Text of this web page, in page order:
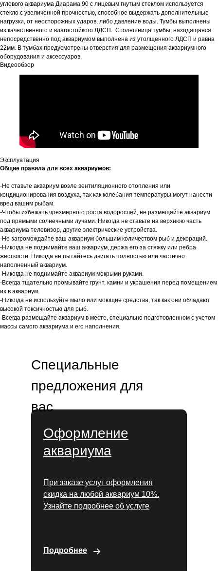
углового аквариума Диарама 90 с лицевым гнутым стеклом используется
стекло с увеличенной прочностью, способное выдержать дополнительные
нагрузки, от неосторожных ударов, либо давление воды. Тумбы выполнены
из качественного и влагостойкого ЛДСП. Столешница тумбы, находящаяся
непосредственно под аквариумом выполнена из утолщенного ЛДСП и равна
22мм. В тумбах предусмотрены отверстия для размещения аквариумного
оборудования и аксессуаров.
Видеообзор
Эксплуатация
Общие правила для всех аквариумов:
-Не ставьте аквариум возле вентиляционного отопления или
кондиционирования воздуха, так как колебания температуры могут нанести
вред вашим рыбам.
-Чтобы избежать чрезмерного роста водорослей, не размещайте аквариум
под прямыми солнечными лучами. Никогда не ставьте на верхнюю часть
аквариума телевизор, другие электрические устройства.
-Не загромождайте ваш аквариум большим количеством рыб и декораций.
-Никогда не поднимайте ваш аквариум, держа его за стяжку или ребра
жесткости. Никогда не пытайтесь двигать полностью или частично
наполненный аквариум.
-Никогда не поднимайте аквариум мокрыми руками.
-Всегда тщательно промывайте грунт, камни и украшения перед помещением
их в аквариум.
-Никогда не используйте мыло или моющие средства, так как они обладают
высокой токсичностью для рыб.
-Всегда размещайте аквариум в месте, специально подготовленном с учетом
массы самого аквариума и его наполнения.
Оформление
аквариума
При заказе услуг оформления
скидка на любой аквариум 10%.
Узнайте подробнее об услуге
Подробнее
Специальные
предложения для
вас